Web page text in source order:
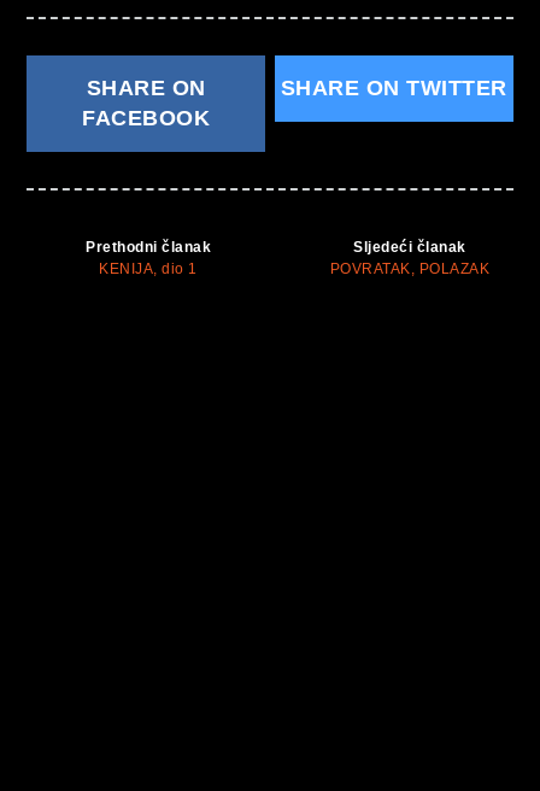
SHARE ON
FACEBOOK
SHARE ON TWITTER
Prethodni članak
KENIJA, dio 1
Sljedeći članak
POVRATAK, POLAZAK